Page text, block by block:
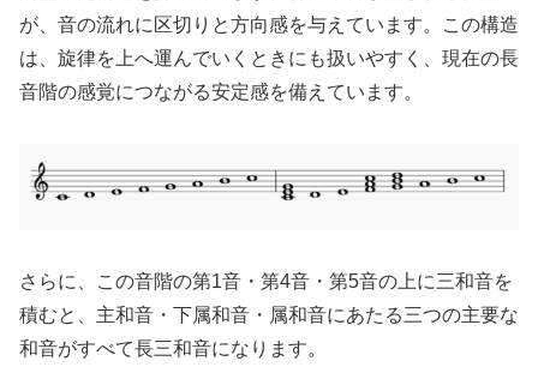
が、音の流れに区切りと方向感を与えています。この構造
は、旋律を上へ運んでいくときにも扱いやすく、現在の長
音階の感覚につながる安定感を備えています。
さらに、この音階の第1音・第4音・第5音の上に三和音を
積むと、主和音・下属和音・属和音にあたる三つの主要な
和音がすべて長三和音になります。